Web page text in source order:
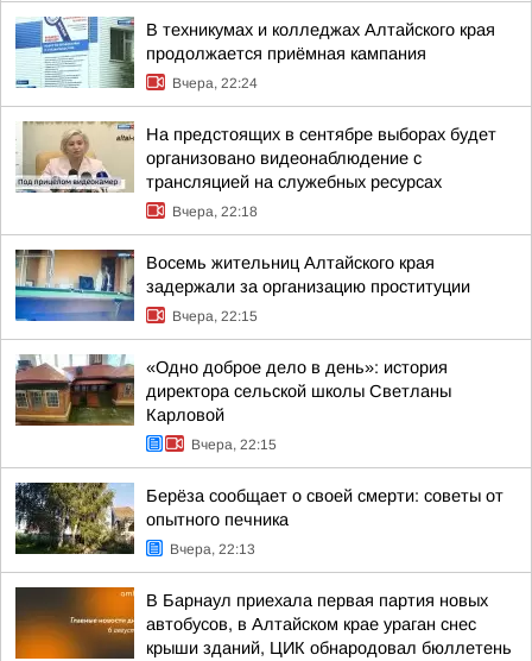
В техникумах и колледжах Алтайского края
продолжается приёмная кампания
Вчера, 22:24
На предстоящих в сентябре выборах будет
организовано видеонаблюдение с
трансляцией на служебных ресурсах
Вчера, 22:18
Восемь жительниц Алтайского края
задержали за организацию проституции
Вчера, 22:15
«Одно доброе дело в день»: история
директора сельской школы Светланы
Карловой
Вчера, 22:15
Берёза сообщает о своей смерти: советы от
опытного печника
Вчера, 22:13
В Барнаул приехала первая партия новых
автобусов, в Алтайском крае ураган снес
крыши зданий, ЦИК обнародовал бюллетень